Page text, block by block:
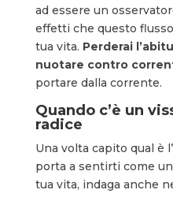
ad essere un
effetti che questo
tua vita. Perderai
nuotare contro
portare dalla corrente.
Quando c’è un
radice
Una volta capito qual è
porta a sentirti come
tua vita, indaga anche